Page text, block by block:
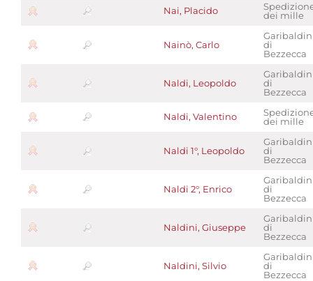
Nai, Placido
dei mille
Nainò, Carlo
di
Bezzecca
Naldi, Leopoldo
di
Bezzecca
Naldi, Valentino
dei mille
Naldi 1°, Leopoldo
di
Bezzecca
Naldi 2°, Enrico
di
Bezzecca
Naldini, Giuseppe
di
Bezzecca
Naldini, Silvio
di
Bezzecca